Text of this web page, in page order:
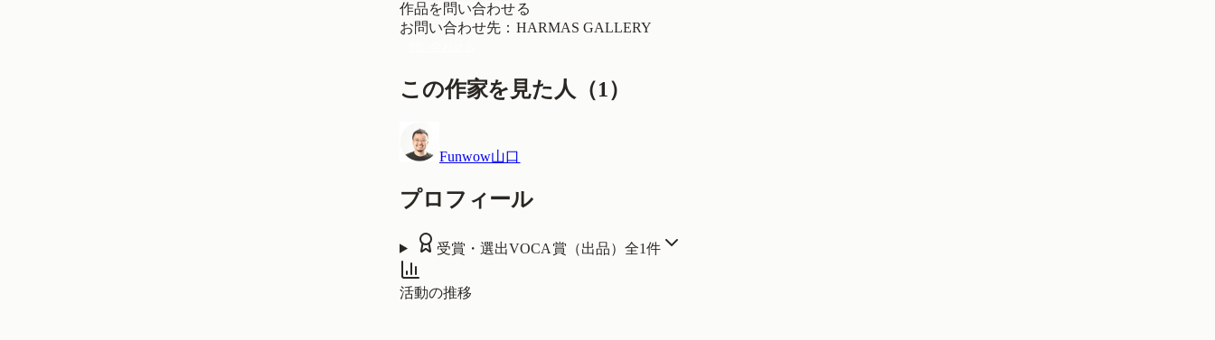
作品を問い合わせる
お問い合わせ先 ： HARMAS GALLERY
この作家を見た人 （1）
Funwow山口
プロフィール
受賞・選出VOCA賞（出品） 全1件
活動の推移